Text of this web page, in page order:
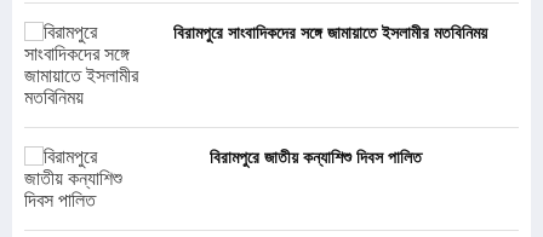
বিরামপুরে সাংবাদিকদের সঙ্গে জামায়াতে ইসলামীর মতবিনিময়
বিরামপুরে জাতীয় কন্যাশিশু দিবস পালিত